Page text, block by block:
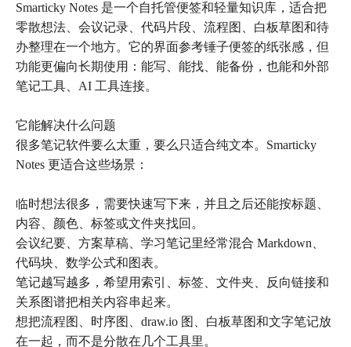
Smarticky Notes 是一个自托管便签和轻量知识库，适合把
零散想法、会议记录、代码片段、流程图、白板草图和待
办整理在一个地方。它的界面参考锤子便签的纸张感，但
功能更偏向长期使用：能写、能找、能备份，也能和外部
笔记工具、AI 工具连接。
它能解决什么问题
很多笔记软件要么太重，要么只适合纯文本。Smarticky
Notes 更适合这些场景：
临时想法很多，需要快速写下来，并且之后还能按标题、
内容、颜色、标签或文件夹找回。
会议纪要、方案草稿、学习笔记里经常混合 Markdown、
代码块、数学公式和图表。
笔记越写越多，希望用索引、标签、文件夹、反向链接和
关系图谱把相关内容串起来。
想把流程图、时序图、draw.io 图、白板草图和文字笔记放
在一起，而不是分散在几个工具里。